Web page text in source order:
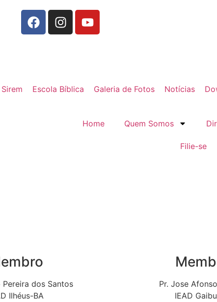
Sirem Escola Bíblica Galeria de Fotos Notícias
Home Quem Somos
Filie-se
Pereira dos Santos
Ilhéus-BA
Pr. Jose
IEAD